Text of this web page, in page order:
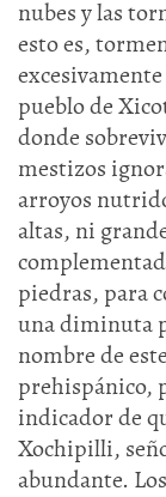
nubes y las
esto es,
pueblo de
donde
mestizos
arroyos
altas, ni
piedras, para
una diminuta
nombre de
prehispánico,
indicador de
Xochipilli,
abundante.